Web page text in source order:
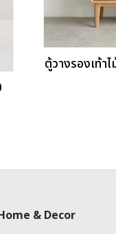
ตู้วางรองเท้
& Decor